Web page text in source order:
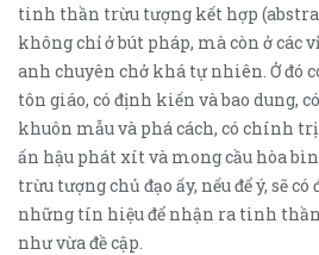
tinh thần trừu tượng kết hợp
không chỉ ở bút pháp, mà còn ở các
anh chuyên chở khá tự nhiên. Ở đó
tôn giáo, có định kiến và bao dung,
khuôn mẫu và phá cách, có chính
ấn hậu phát xít và mong cầu hòa
trừu tượng chủ đạo ấy, nếu để ý, sẽ
những tín hiệu để nhận ra tinh
như vừa đề cập.